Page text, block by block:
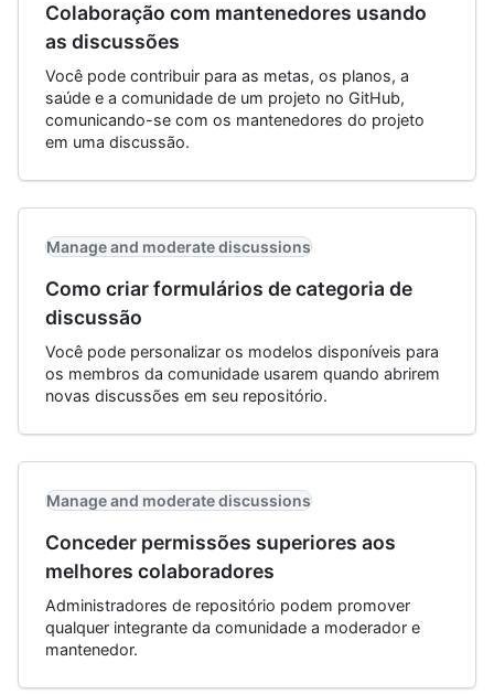
Colaboração com mantenedores usando
as discussões
Você pode contribuir para as metas, os planos, a
saúde e a comunidade de um projeto no GitHub,
comunicando-se com os mantenedores do projeto
em uma discussão.
Manage and moderate discussions
Como criar formulários de categoria de
discussão
Você pode personalizar os modelos disponíveis para
os membros da comunidade usarem quando abrirem
novas discussões em seu repositório.
Manage and moderate discussions
Conceder permissões superiores aos
melhores colaboradores
Administradores de repositório podem promover
qualquer integrante da comunidade a moderador e
mantenedor.